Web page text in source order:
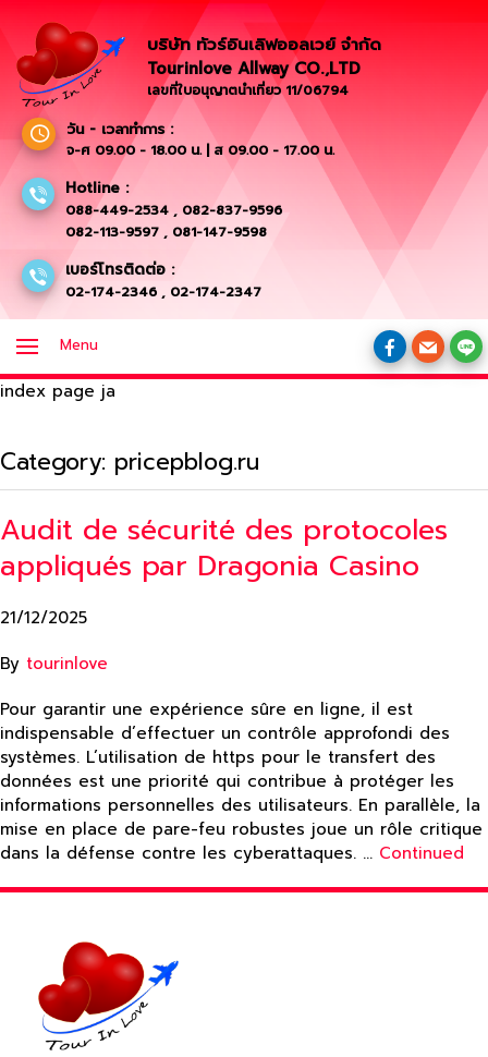
บริษัท ทัวร์อินเลิฟออลเวย์ จำกัด
Tourinlove Allway CO.,LTD
เลขที่ใบอนุญาตนำเที่ยว 11/06794
วัน - เวลาทำการ :
จ-ศ 09.00 - 18.00 น. | ส 09.00 - 17.00 น.
Hotline :
088-449-2534 , 082-837-9596
082-113-9597 , 081-147-9598
เบอร์โทรติดต่อ :
02-174-2346 , 02-174-2347
Menu
index page ja
Category: pricepblog.ru
Audit de sécurité des protocoles
appliqués par Dragonia Casino
21/12/2025
By tourinlove
Pour garantir une expérience sûre en ligne, il est
indispensable d’effectuer un contrôle approfondi des
systèmes. L’utilisation de https pour le transfert des
données est une priorité qui contribue à protéger les
informations personnelles des utilisateurs. En parallèle, la
mise en place de pare-feu robustes joue un rôle critique
dans la défense contre les cyberattaques. … Continued